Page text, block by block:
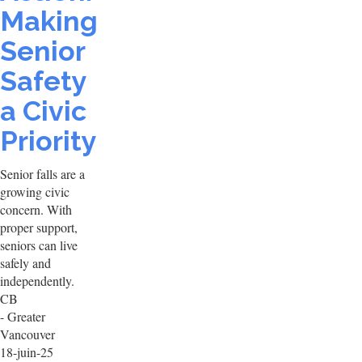
Making
Senior
Safety
a Civic
Priority
Senior falls are a
growing civic
concern. With
proper support,
seniors can live
safely and
independently.
CB
- Greater
Vancouver
18-juin-25